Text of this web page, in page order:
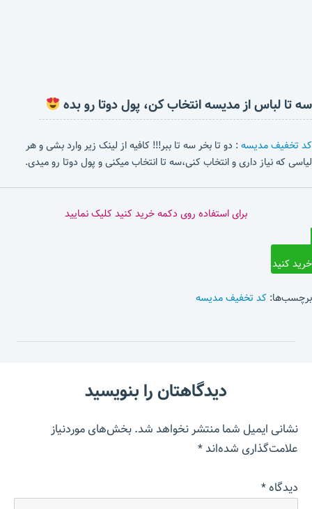
سه تا لباس از مدیسه انتخاب کن، پول دوتا رو بده
کد تخفیف مدیسه: دو تا بخر سه تا ببر!!! کافیه از لینک زیر وارد بشی و هر
لیاسی که نیاز داری و انتخاب کنی،سه تا انتخاب میکنی و پول دوتا رو میدی.
برای استفاده روی دکمه خرید کنید کلیک نمایید
خرید کنید
برچسب‌ها: کد تخفیف مدیسه
دیدگاهتان را بنویسید
نشانی ایمیل شما منتشر نخواهد شد.بخش‌های موردنیاز
علامت‌گذاری شده‌اند*
دیدگاه*